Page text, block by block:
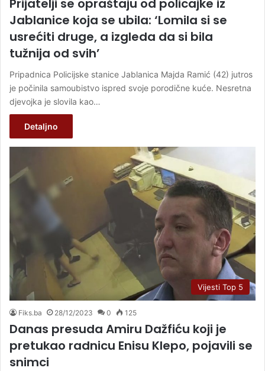
Jablanice koja se ubila: ‘Lomila si se
usrećiti druge, a izgleda da si bila
tužnija od svih’
Pripadnica Policijske stanice Jablanica Majda Ramić (42) jutros
je počinila samoubistvo ispred svoje porodične kuće. Nesretna
djevojka je slovila kao…
Detaljno
Vijesti Top 5
Fiks.ba 28/12/2023 0 125
Danas presuda Amiru Dažfiću koji je
pretukao radnicu Enisu Klepo, pojavili se
snimci